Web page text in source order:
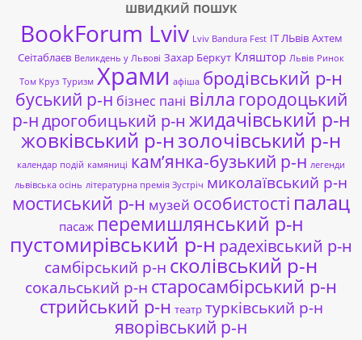
ШВИДКИЙ ПОШУК
BookForum Lviv Lviv Bandura Fest ІТ ЛЬвів Ахтем
Сеітаблаєв Великдень у Львові Захар Беркут Кляштор Львів Ринок
Том Круз Туризм Храми афіша бродівський р-н
буський р-н бізнес пані вілла городоцький
р-ндрогобицький р-н жидачівський р-н
жовківський р-нзолочівський р-н
календар подій камяниці кам’янка-бузький р-н легенди
львівська осінь літературна премія Зустріч миколаївський р-н
мостиський р-н музей особистості палац
пасаж перемишлянський р-н
пустомирівський р-н радехівський р-н
самбірський р-н сколівський р-н
сокальський р-н старосамбірський р-н
стрийський р-н театр турківський р-н
яворівський р-н